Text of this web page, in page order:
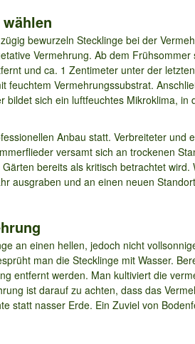
bewurzeln Stecklinge bei der
Vermehrung. Ab dem
und ca. 1 Zentimeter unter der
feuchtem Vermehrungssubstrat.
sich ein luftfeuchtes Mikroklima, in
Anbau statt. Verbreiteter und
versamt sich an trockenen
bereits als kritisch betrachtet wird.
ausgraben und an einen neuen
an einen hellen, jedoch nicht
man die Stecklinge mit Wasser.
entfernt werden. Man kultiviert die
ist darauf zu achten, dass das
statt nasser Erde. Ein Zuviel von